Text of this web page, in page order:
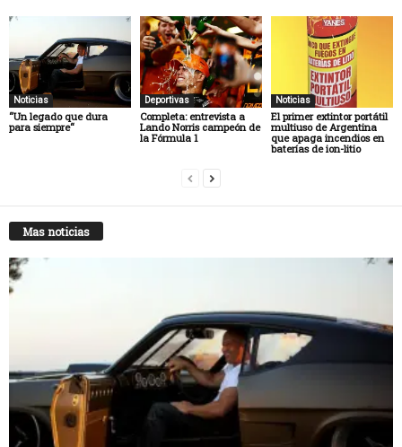
Noticias
“Un legado que dura
para siempre“
Deportivas
Completa: entrevista a
Lando Norris campeón de
la Fórmula 1
Noticias
El primer extintor portátil
multiuso de Argentina
que apaga incendios en
baterías de ion-litio
Mas noticias